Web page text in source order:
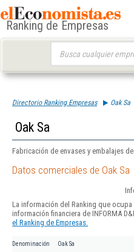
Ranking de Empresas
Directorio Ranking Empresas Oak Sa
Oak Sa
Fabricación de envases y embalajes
Datos comerciales de Oak Sa
La información del Ranking que
información financiera de INFORMA
el Ranking de Empresas.
Denominación Oak Sa